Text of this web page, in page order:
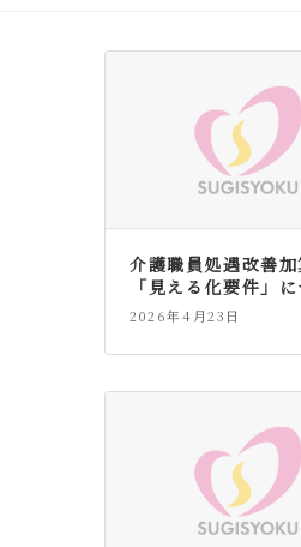
介護職員処遇改善加
「見える化要件」
2026年4月23日